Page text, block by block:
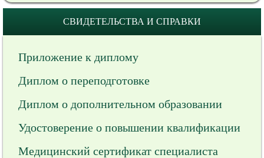
СВИДЕТЕЛЬСТВА И СПРАВКИ
Приложение к диплому
Диплом о переподготовке
Диплом о дополнительном образовании
Удостоверение о повышении квалификации
Медицинский сертификат специалиста